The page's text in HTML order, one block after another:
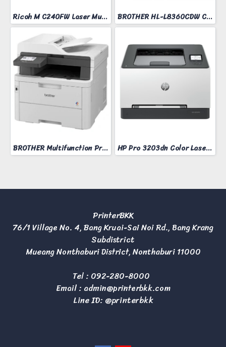
Ricoh M C240FW Laser Multifunction Printer BROTHER HL-L8360CDW COLOR LASER PRINTER
BROTHER Multifunction Printer Model MFC-L3760CDW HP Pro 3203dn Color Laser Printer
PrinterBKK
76/1 Village No. 4, Bang Kruai-Sai Noi Rd., Bang Krang
Subdistrict
Mueang Nonthaburi District, Nonthaburi 11000
Tel : 092-280-8000
Email : admin@printerbkk.com
Line ID: @printerbkk